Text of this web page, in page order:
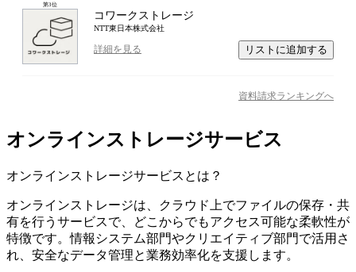
第3位
コワークストレージ
NTT東日本株式会社
詳細を見る リストに追加する
資料請求ランキングへ
オンラインストレージサービス
オンラインストレージサービス とは？
オンラインストレージは、クラウド上でファイルの保存・共
有を行うサービスで、どこからでもアクセス可能な柔軟性が
特徴です。情報システム部門やクリエイティブ部門で活用さ
れ、安全なデータ管理と業務効率化を支援します。